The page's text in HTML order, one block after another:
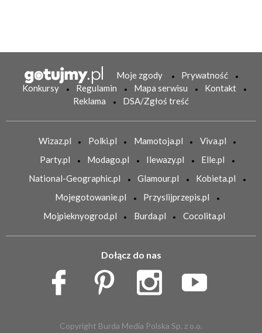
Moje zgody
Prywatność
Konkursy
Regulamin Mapa serwisu
Kontakt
Reklama
DSA/Zgłoś treść
Wizaz.pl Polki.pl Mamotoja.pl
Viva.pl
Party.pl
Modago.pl Ilewazy.pl
Elle.pl
National-Geographic.pl
Glamour.pl
Kobieta.pl
Mojegotowanie.pl
Przyslijprzepis.pl
Mojpieknyogrod.pl
Burda.pl Cocolita.pl
Dołącz do nas
Copyright Burda Media Polska Sp. z o.o.